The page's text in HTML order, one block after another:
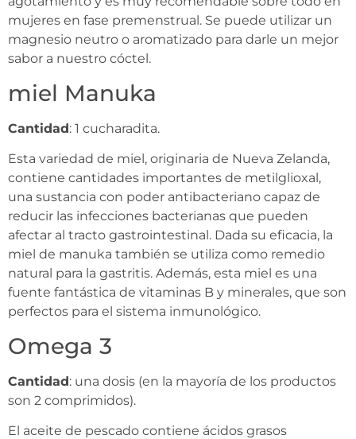
mujeres en fase premenstrual. Se puede utilizar un
magnesio neutro o aromatizado para darle un mejor
sabor a nuestro cóctel.
miel Manuka
Cantidad: 1 cucharadita.
Esta variedad de miel, originaria de Nueva Zelanda,
contiene cantidades importantes de metilglioxal,
una sustancia con poder antibacteriano capaz de
reducir las infecciones bacterianas que pueden
afectar al tracto gastrointestinal. Dada su eficacia, la
miel de manuka también se utiliza como remedio
natural para la gastritis. Además, esta miel es una
fuente fantástica de vitaminas B y minerales, que son
perfectos para el sistema inmunológico.
Omega 3
Cantidad: una dosis (en la mayoría de los productos
son 2 comprimidos).
El aceite de pescado contiene ácidos grasos